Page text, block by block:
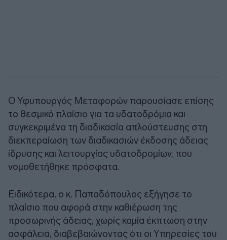
Ο Υφυπουργός Μεταφορών παρουσίασε επίσης
το θεσμικό πλαίσιο για τα υδατοδρόμια και
συγκεκριμένα τη διαδικασία απλούστευσης στη
διεκπεραίωση των διαδικασιών έκδοσης άδειας
ίδρυσης και λειτουργίας υδατοδρομίων, που
νομοθετήθηκε πρόσφατα.
Ειδικότερα, ο κ. Παπαδόπουλος εξήγησε το
πλαίσιο που αφορά στην καθιέρωση της
προσωρινής άδειας, χωρίς καμία έκπτωση στην
ασφάλεια, διαβεβαιώνοντας ότι οι Υπηρεσίες του